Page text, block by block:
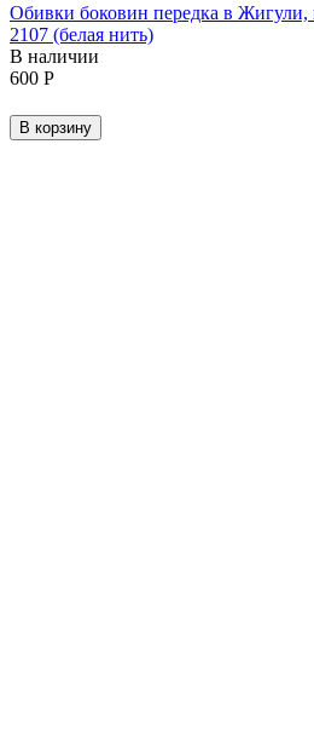
Обивки боковин передка в
2107 (белая нить)
В наличии
‍600‍ Р
В корзину